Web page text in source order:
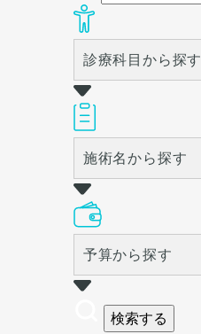
診療科目から探す
施術名から探す
予算から探す
検索する